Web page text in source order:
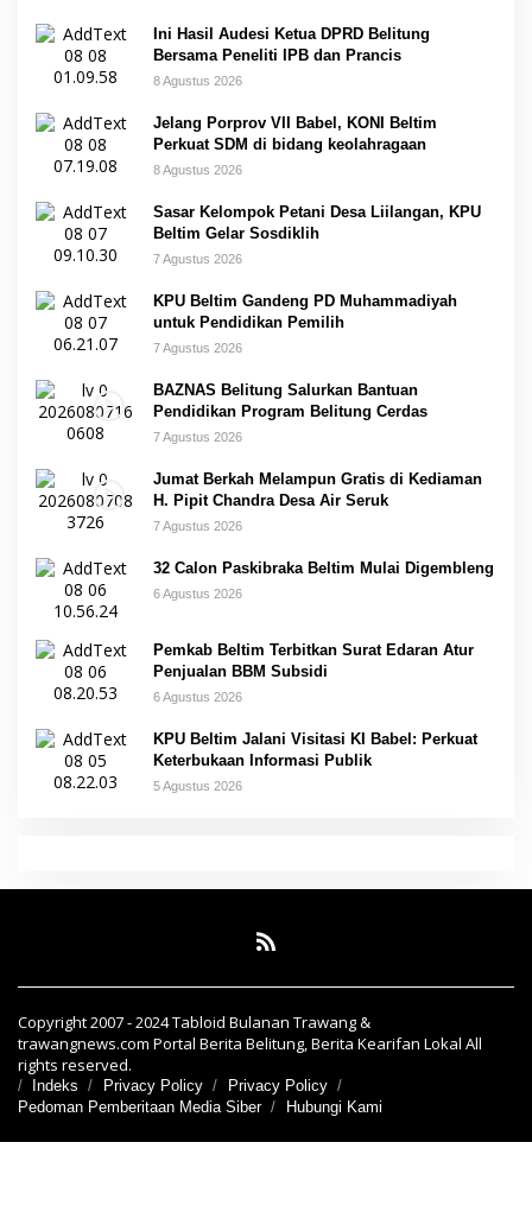
Ini Hasil Audesi Ketua DPRD Belitung
Bersama Peneliti IPB dan Prancis
8 Agustus 2026
Jelang Porprov VII Babel, KONI Beltim
Perkuat SDM di bidang keolahragaan
8 Agustus 2026
Sasar Kelompok Petani Desa Liilangan, KPU
Beltim Gelar Sosdiklih
7 Agustus 2026
KPU Beltim Gandeng PD Muhammadiyah
untuk Pendidikan Pemilih
7 Agustus 2026
BAZNAS Belitung Salurkan Bantuan
Pendidikan Program Belitung Cerdas
7 Agustus 2026
Jumat Berkah Melampun Gratis di Kediaman
H. Pipit Chandra Desa Air Seruk
7 Agustus 2026
32 Calon Paskibraka Beltim Mulai Digembleng
6 Agustus 2026
Pemkab Beltim Terbitkan Surat Edaran Atur
Penjualan BBM Subsidi
6 Agustus 2026
KPU Beltim Jalani Visitasi KI Babel: Perkuat
Keterbukaan Informasi Publik
5 Agustus 2026
Copyright 2007 - 2024 Tabloid Bulanan Trawang &
trawangnews.com Portal Berita Belitung, Berita Kearifan Lokal All
rights reserved.
Indeks Privacy Policy
Privacy Policy
Pedoman Pemberitaan Media Siber
Hubungi Kami